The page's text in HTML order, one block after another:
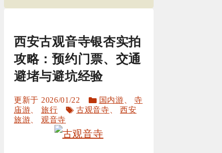
西安古观音寺银杏实拍
攻略：预约门票、交通
避堵与避坑经验
2026/01/22
分
类
国内游 、寺
庙游
旅行
标
古观音寺 、西安
旅游
观音寺